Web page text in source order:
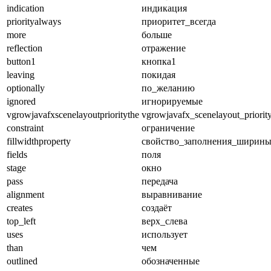
indication
индикация
priorityalways
приоритет_всегда
more
больше
reflection
отражение
button1
кнопка1
leaving
покидая
optionally
по_желанию
ignored
игнорируемые
vgrowjavafxscenelayoutprioritythe
constraint
ограничение
fillwidthproperty
свойство_заполнения_ширины
fields
поля
stage
окно
pass
передача
alignment
выравнивание
creates
создаёт
top_left
верх_слева
uses
использует
than
чем
outlined
обозначенные